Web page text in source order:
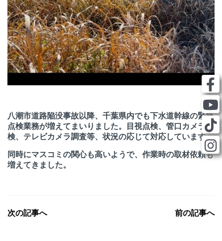
八潮市道路陥没事故以降、千葉県内でも下水道幹線の緊急
点検業務が増えてまいりました。目視点検、管口カメラ点
検、テレビカメラ調査等、状況の応じて対応しています。
同時にマスコミの関心も高いようで、作業時の取材依頼も
増えてきました。
次の記事へ 前の記事へ